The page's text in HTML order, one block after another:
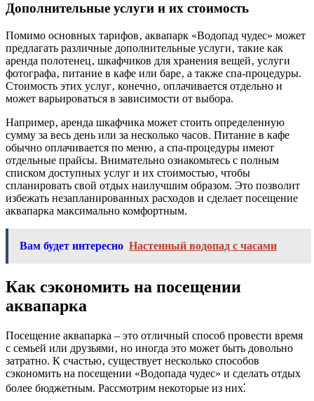
Дополнительные услуги и их стоимость
Помимо основных тарифов‚ аквапарк «Водопад чудес» может
предлагать различные дополнительные услуги‚ такие как
аренда полотенец‚ шкафчиков для хранения вещей‚ услуги
фотографа‚ питание в кафе или баре‚ а также спа-процедуры.
Стоимость этих услуг‚ конечно‚ оплачивается отдельно и
может варьироваться в зависимости от выбора.
Например‚ аренда шкафчика может стоить определенную
сумму за весь день или за несколько часов. Питание в кафе
обычно оплачивается по меню‚ а спа-процедуры имеют
отдельные прайсы. Внимательно ознакомьтесь с полным
списком доступных услуг и их стоимостью‚ чтобы
спланировать свой отдых наилучшим образом. Это позволит
избежать незапланированных расходов и сделает посещение
аквапарка максимально комфортным.
Вам будет интересно Настенный водопад с часами
Как сэкономить на посещении
аквапарка
Посещение аквапарка – это отличный способ провести время
с семьей или друзьями‚ но иногда это может быть довольно
затратно. К счастью‚ существует несколько способов
сэкономить на посещении «Водопада чудес» и сделать отдых
более бюджетным. Рассмотрим некоторые из них⁚